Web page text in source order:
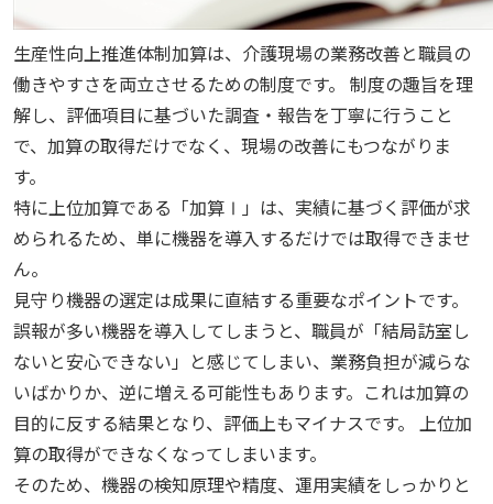
生産性向上推進体制加算は、介護現場の業務改善と職員の
働きやすさを両立させるための制度です。 制度の趣旨を理
解し、評価項目に基づいた調査・報告を丁寧に行うこと
で、加算の取得だけでなく、現場の改善にもつながりま
す。
特に上位加算である「加算Ⅰ」は、実績に基づく評価が求
められるため、単に機器を導入するだけでは取得できませ
ん。
見守り機器の選定は成果に直結する重要なポイントです。
誤報が多い機器を導入してしまうと、職員が「結局訪室し
ないと安心できない」と感じてしまい、業務負担が減らな
いばかりか、逆に増える可能性もあります。これは加算の
目的に反する結果となり、評価上もマイナスです。 上位加
算の取得ができなくなってしまいます。
そのため、機器の検知原理や精度、運用実績をしっかりと